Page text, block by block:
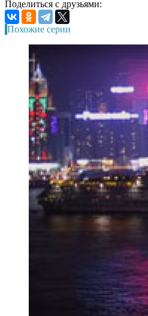
Поделиться с друзьями:
Похожие серии